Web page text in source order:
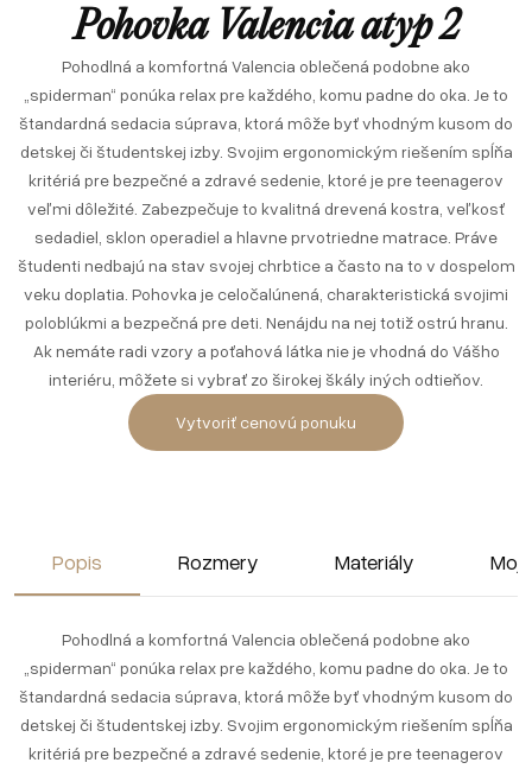
Pohovka Valencia atyp 2
Pohodlná a komfortná Valencia oblečená podobne ako
„spiderman“ ponúka relax pre každého, komu padne do oka. Je to
štandardná sedacia súprava, ktorá môže byť vhodným kusom do
detskej či študentskej izby. Svojim ergonomickým riešením spĺňa
kritériá pre bezpečné a zdravé sedenie, ktoré je pre teenagerov
veľmi dôležité. Zabezpečuje to kvalitná drevená kostra, veľkosť
sedadiel, sklon operadiel a hlavne prvotriedne matrace. Práve
študenti nedbajú na stav svojej chrbtice a často na to v dospelom
veku doplatia. Pohovka je celočalúnená, charakteristická svojimi
poloblúkmi a bezpečná pre deti. Nenájdu na nej totiž ostrú hranu.
Ak nemáte radi vzory a poťahová látka nie je vhodná do Vášho
interiéru, môžete si vybrať zo širokej škály iných odtieňov.
Vytvoriť cenovú ponuku
Popis Rozmery Materiály
Pohodlná a komfortná Valencia oblečená podobne ako
„spiderman“ ponúka relax pre každého, komu padne do oka. Je to
štandardná sedacia súprava, ktorá môže byť vhodným kusom do
detskej či študentskej izby. Svojim ergonomickým riešením spĺňa
kritériá pre bezpečné a zdravé sedenie, ktoré je pre teenagerov